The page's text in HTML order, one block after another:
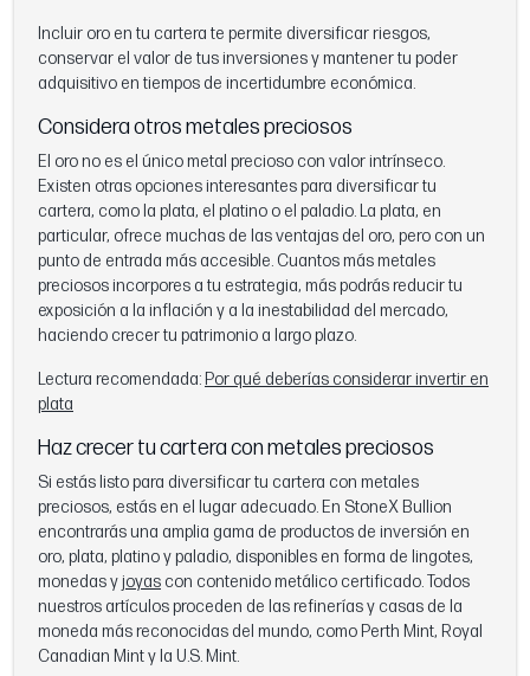
Incluir oro en tu cartera te permite diversificar riesgos,
conservar el valor de tus inversiones y mantener tu poder
adquisitivo en tiempos de incertidumbre económica.
Considera otros metales preciosos
El oro no es el único metal precioso con valor intrínseco.
Existen otras opciones interesantes para diversificar tu
cartera, como la plata, el platino o el paladio. La plata, en
particular, ofrece muchas de las ventajas del oro, pero con un
punto de entrada más accesible. Cuantos más metales
preciosos incorpores a tu estrategia, más podrás reducir tu
exposición a la inflación y a la inestabilidad del mercado,
haciendo crecer tu patrimonio a largo plazo.
Lectura recomendada: Por qué deberías considerar invertir en
plata
Haz crecer tu cartera con metales preciosos
Si estás listo para diversificar tu cartera con metales
preciosos, estás en el lugar adecuado. En StoneX Bullion
encontrarás una amplia gama de productos de inversión en
oro, plata, platino y paladio, disponibles en forma de lingotes,
monedas yjoyas con contenido metálico certificado. Todos
nuestros artículos proceden de las refinerías y casas de la
moneda más reconocidas del mundo, como Perth Mint, Royal
Canadian Mint y la U.S. Mint.